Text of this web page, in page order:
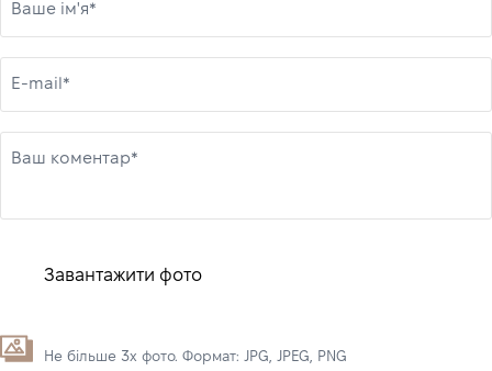
Ваше ім'я*
E-mail*
Ваш коментар*
Завантажити фото
Не більше 3х фото. Формат: JPG, JPEG, PNG